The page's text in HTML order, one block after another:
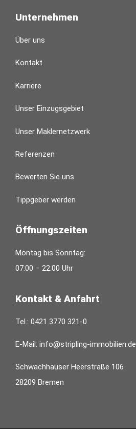
Unternehmen
Über uns
Kontakt
Karriere
Unser Einzugsgebiet
Unser Maklernetzwerk
Referenzen
Bewerten Sie uns
Tippgeber werden
Öffnungszeiten
Montag bis Sonntag:
07:00 – 22:00 Uhr
Kontakt & Anfahrt
Tel.: 0421 3770 321-0
E-Mail: info@stripling-immobilien.de
Schwachhauser Heerstraße 106
28209 Bremen